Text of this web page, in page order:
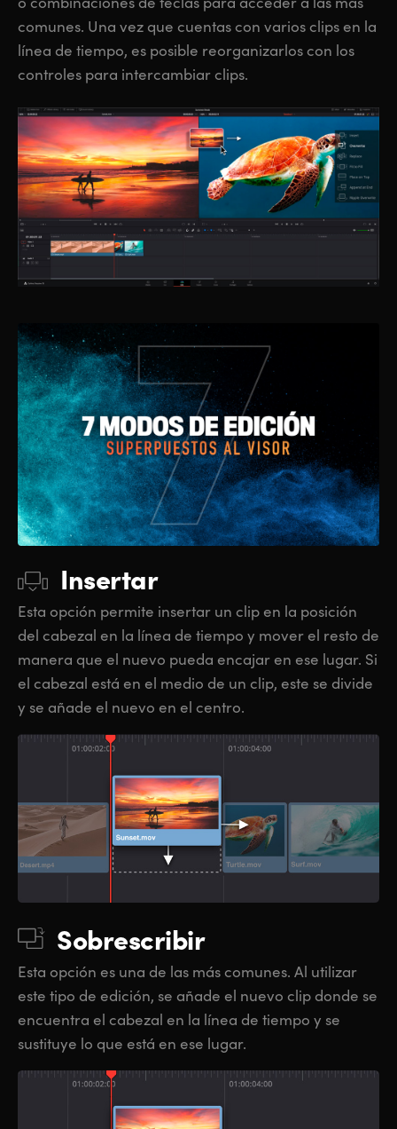
comunes. Una vez que cuentas con varios clips en la
línea de tiempo, es posible reorganizarlos con los
controles para intercambiar clips.
Insertar
Esta opción permite insertar un clip en la posición
del cabezal en la línea de tiempo y mover el resto de
manera que el nuevo pueda encajar en ese lugar. Si
el cabezal está en el medio de un clip, este se divide
y se añade el nuevo en el centro.
Sobrescribir
Esta opción es una de las más comunes. Al utilizar
este tipo de edición, se añade el nuevo clip donde se
encuentra el cabezal en la línea de tiempo y se
sustituye lo que está en ese lugar.